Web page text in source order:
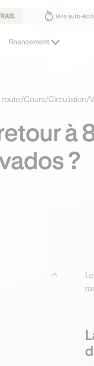
chère que l’auto-école de votre
Financement
route/Cours/Circulation/
à
?